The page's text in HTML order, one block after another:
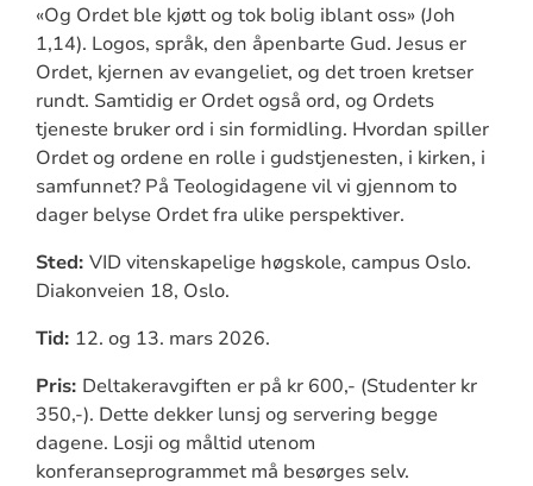
«Og Ordet ble kjøtt og tok bolig iblant oss» (Joh
1,14). Logos, språk, den åpenbarte Gud. Jesus er
Ordet, kjernen av evangeliet, og det troen kretser
rundt. Samtidig er Ordet også ord, og Ordets
tjeneste bruker ord i sin formidling. Hvordan spiller
Ordet og ordene en rolle i gudstjenesten, i kirken, i
samfunnet? På Teologidagene vil vi gjennom to
dager belyse Ordet fra ulike perspektiver.
Sted: VID vitenskapelige høgskole, campus Oslo.
Diakonveien 18, Oslo.
Tid: 12. og 13. mars 2026.
Pris: Deltakeravgiften er på kr 600,- (Studenter kr
350,-). Dette dekker lunsj og servering begge
dagene. Losji og måltid utenom
konferanseprogrammet må besørges selv.